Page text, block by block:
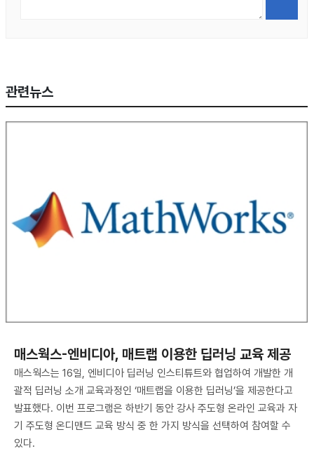
관련뉴스
매스웍스-엔비디아, 매트랩 이용한 딥러닝 교육 제공
매스웍스는 16일, 엔비디아 딥러닝 인스티튜트와 협업하여 개발한 개
괄적 딥러닝 소개 교육과정인 ‘매트랩을 이용한 딥러닝’을 제공한다고
발표했다. 이번 프로그램은 하반기 동안 강사 주도형 온라인 교육과 자
기 주도형 온디맨드 교육 방식 중 한 가지 방식을 선택하여 참여할 수
있다.